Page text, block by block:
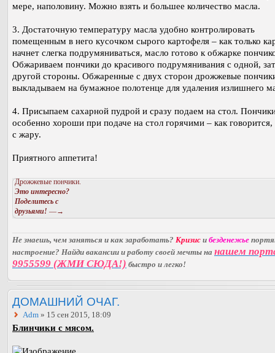
мере, наполовину. Можно взять и большее количество масла.
3. Достаточную температуру масла удобно контролировать
помещенным в него кусочком сырого картофеля – как только
начнет слегка подрумяниваться, масло готово к обжарке
Обжариваем пончики до красивого подрумянивания с одной,
другой стороны. Обжаренные с двух сторон дрожжевые
выкладываем на бумажное полотенце для удаления излишнего
4. Присыпаем сахарной пудрой и сразу подаем на стол. Пончики
особенно хороши при подаче на стол горячими – как
с жару.
Приятного аппетита!
Дрожжевые пончики.
Это интересно?
Поделитесь с
друзьями! —→
Не знаешь, чем заняться и как заработать? Кризис и безденежье
настроение? Найди вакансии и работу своей мечты на нашем
9955599 (ЖМИ СЮДА!) быстро и легко!
ДОМАШНИЙ ОЧАГ.
Adm » 15 сен 2015, 18:09
Блинчики с мясом.